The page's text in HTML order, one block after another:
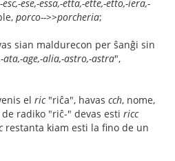
ese,-essa,-etta,-ette,-etto,-iera,-
porco-->>porcheria;
sian maldurecon per ŝanĝi sin
ata,-age,-alia,-astro,-astra",
el ric"riĉa", havas cch, nome,
radiko "riĉ-" devas esti ricc
restanta kiam esti la fino de un